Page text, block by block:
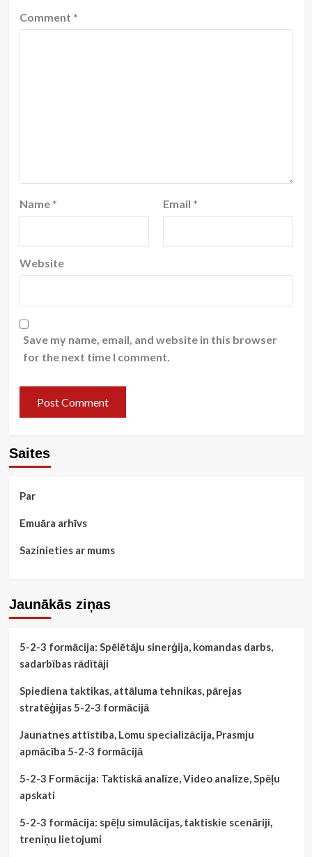
Comment *
Name * Email *
Website
Save my name, email, and website in this browser
for the next time I comment.
Saites
Par
Emuāra arhīvs
Sazinieties ar mums
Jaunākās ziņas
5-2-3 formācija: Spēlētāju sinerģija, komandas darbs,
sadarbības rādītāji
Spiediena taktikas, attāluma tehnikas, pārejas
stratēģijas 5-2-3 formācijā
Jaunatnes attīstība, Lomu specializācija, Prasmju
apmācība 5-2-3 formācijā
5-2-3 Formācija: Taktiskā analīze, Video analīze, Spēļu
apskati
5-2-3 formācija: spēļu simulācijas, taktiskie scenāriji,
treniņu lietojumi